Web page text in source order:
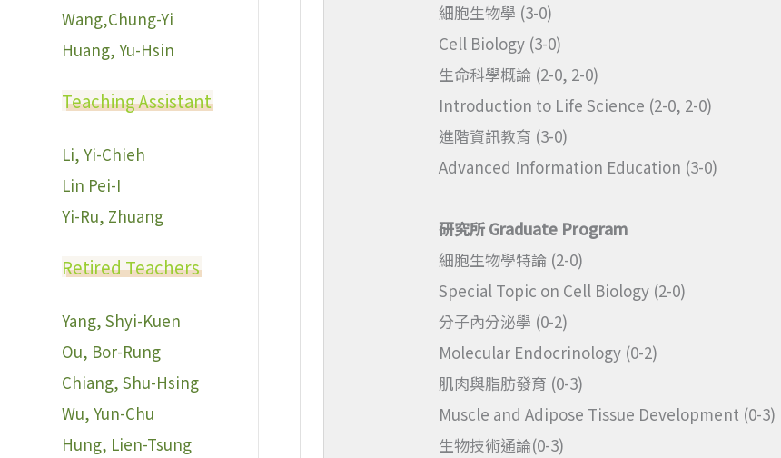
Wang,Chung-Yi
Huang, Yu-Hsin
Teaching Assistant
Li, Yi-Chieh
Lin Pei-I
Yi-Ru, Zhuang
Retired Teachers
Yang, Shyi-Kuen
Ou, Bor-Rung
Chiang, Shu-Hsing
Wu, Yun-Chu
Hung, Lien-Tsung
細胞生物學 (3-0)
Cell Biology (3-0)
生命科學概論 (2-0, 2-0)
Introduction to Life Science (2-0, 2-0)
進階資訊教育 (3-0)
Advanced Information Education (3-0)
研究所 Graduate Program
細胞生物學特論 (2-0)
Special Topic on Cell Biology (2-0)
分子內分泌學 (0-2)
Molecular Endocrinology (0-2)
肌肉與脂肪發育 (0-3)
Muscle and Adipose Tissue Development (0-3)
生物技術通論(0-3)